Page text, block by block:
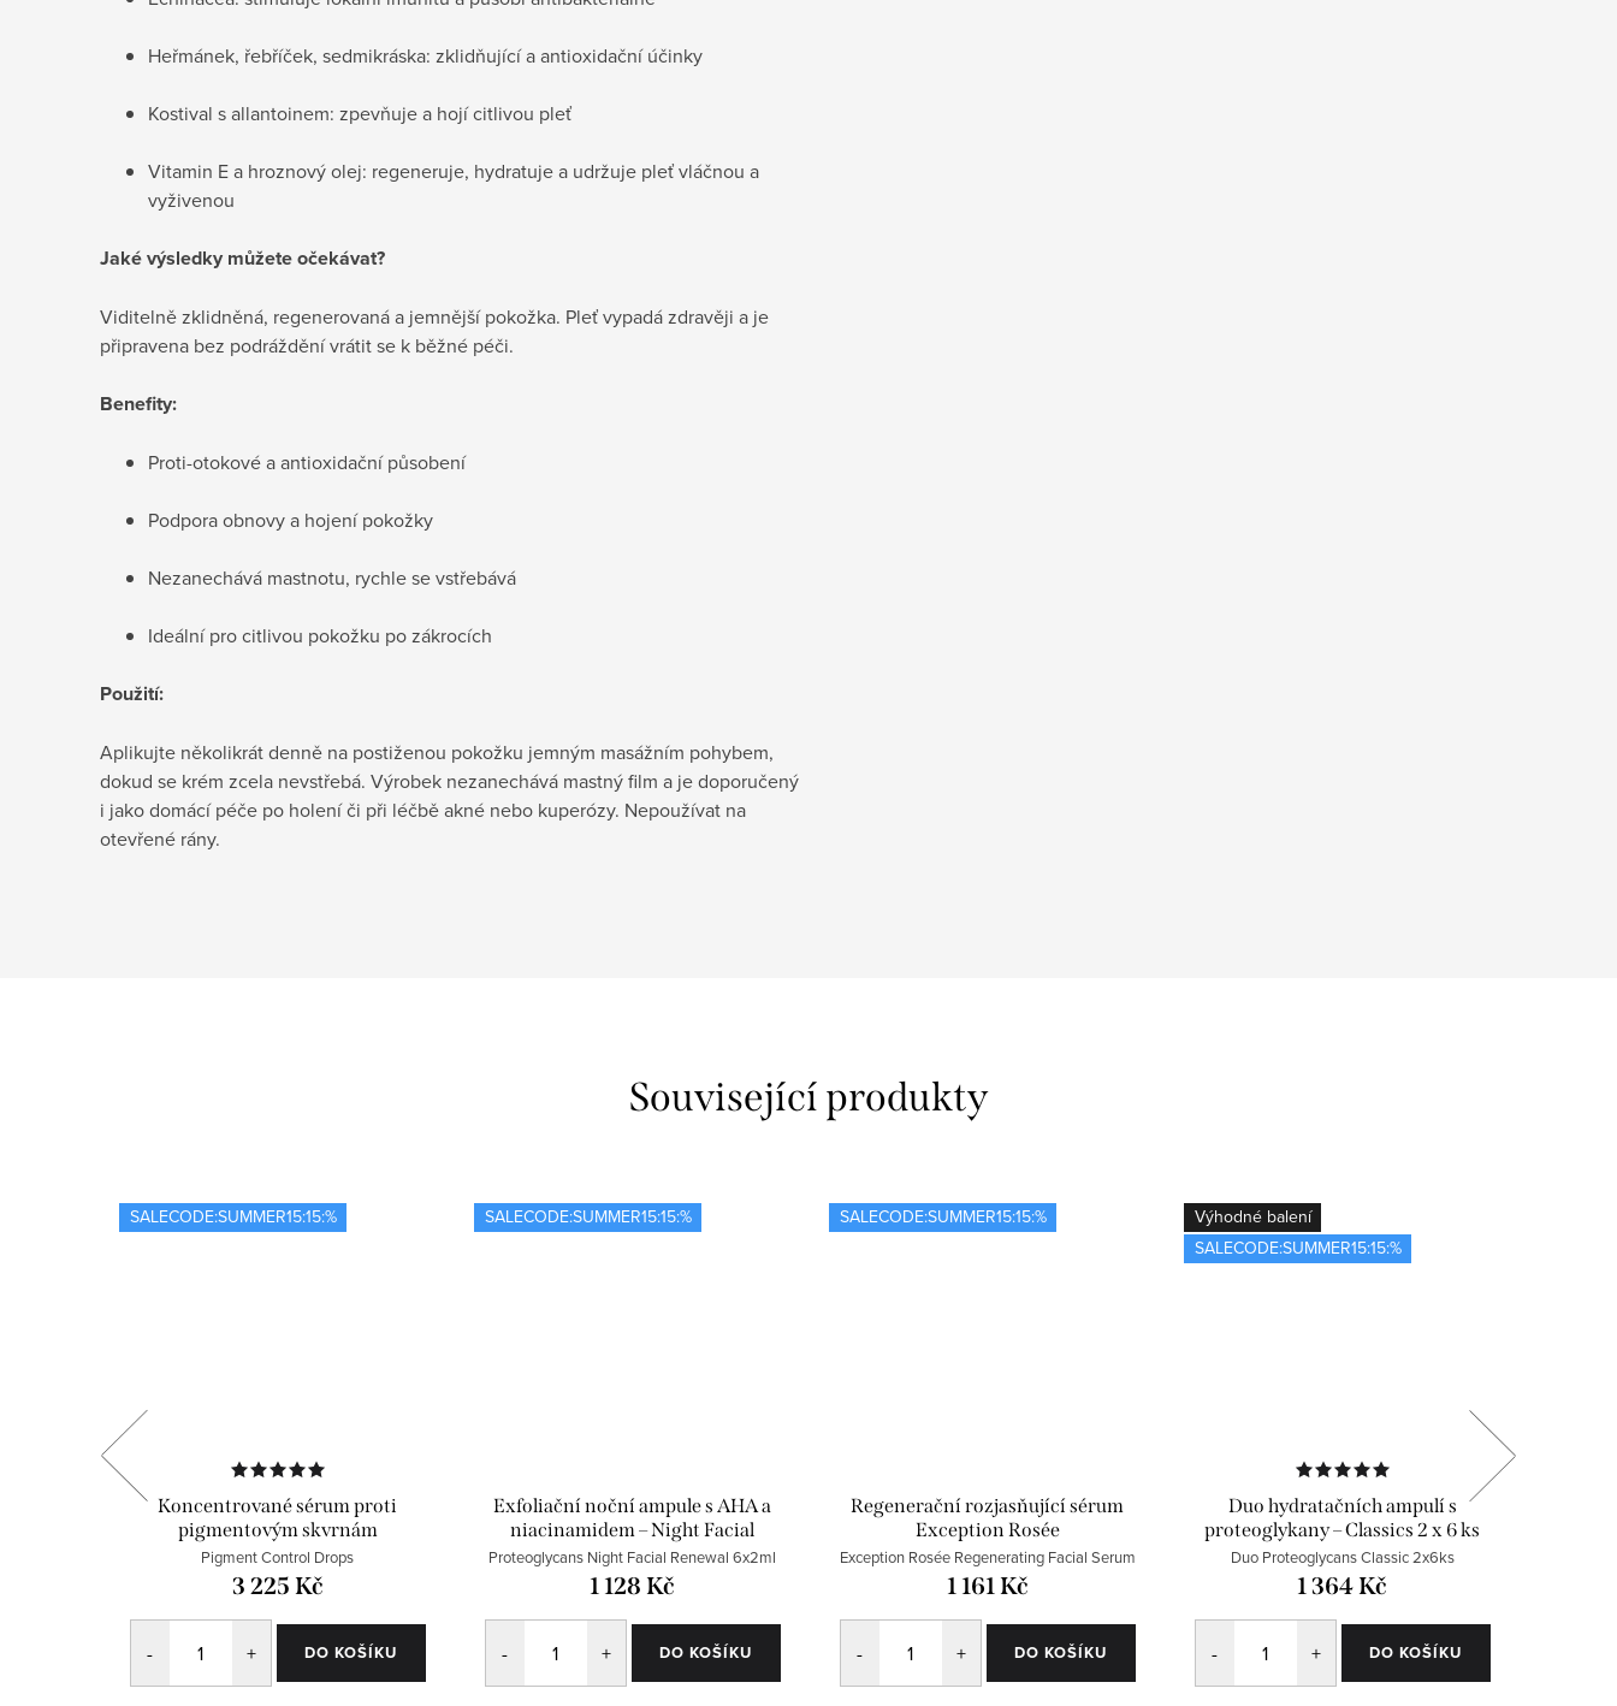
Heřmánek, řebříček, sedmikráska: zklidňující a antioxidační účinky
Kostival s allantoinem: zpevňuje a hojí citlivou pleť
Vitamin E a hroznový olej: regeneruje, hydratuje a udržuje pleť vláčnou a
vyživenou
Jaké výsledky můžete očekávat?
Viditelně zklidněná, regenerovaná a jemnější pokožka. Pleť vypadá zdravěji a je
připravena bez podráždění vrátit se k běžné péči.
Benefity:
Proti-otokové a antioxidační působení
Podpora obnovy a hojení pokožky
Nezanechává mastnotu, rychle se vstřebává
Ideální pro citlivou pokožku po zákrocích
Použití:
Aplikujte několikrát denně na postiženou pokožku jemným masážním pohybem,
dokud se krém zcela nevstřebá. Výrobek nezanechává mastný film a je doporučený
i jako domácí péče po holení či při léčbě akné nebo kuperózy. Nepoužívat na
otevřené rány.
Související produkty
SALECODE:SUMMER15:15:%
Koncentrované sérum proti
pigmentovým skvrnám
Pigment Control Drops
3 225 Kč
DO KOŠÍKU
SALECODE:SUMMER15:15:%
Exfoliační noční ampule s AHA a
niacinamidem – Night Facial
Renewal 6 ks
Proteoglycans Night Facial Renewal 6x2ml
1 128 Kč
DO KOŠÍKU
SALECODE:SUMMER15:15:%
Regenerační rozjasňující sérum
Exception Rosée
Exception Rosée Regenerating Facial Serum
1 161 Kč
DO KOŠÍKU
Výhodné balení
SALECODE:SUMMER15:15:%
Duo hydratačních ampulí s
proteoglykany – Classics 2 x 6 ks
Duo Proteoglycans Classic 2x6ks
1 364 Kč
DO KOŠÍKU